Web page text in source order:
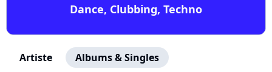
Dance, Clubbing, Techno
Artiste Albums & Singles